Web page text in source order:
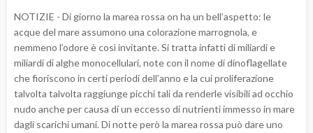
NOTIZIE - Di giorno la marea rossa on ha un bell’aspetto: le
acque del mare assumono una colorazione marrognola, e
nemmeno l’odore è così invitante. Si tratta infatti di miliardi e
miliardi di alghe monocellulari, note con il nome di dinoflagellate
che fioriscono in certi periodi dell’anno e la cui proliferazione
talvolta talvolta raggiunge picchi tali da renderle visibili ad occhio
nudo anche per causa di un eccesso di nutrienti immesso in mare
dagli scarichi umani. Di notte però la marea rossa può dare uno